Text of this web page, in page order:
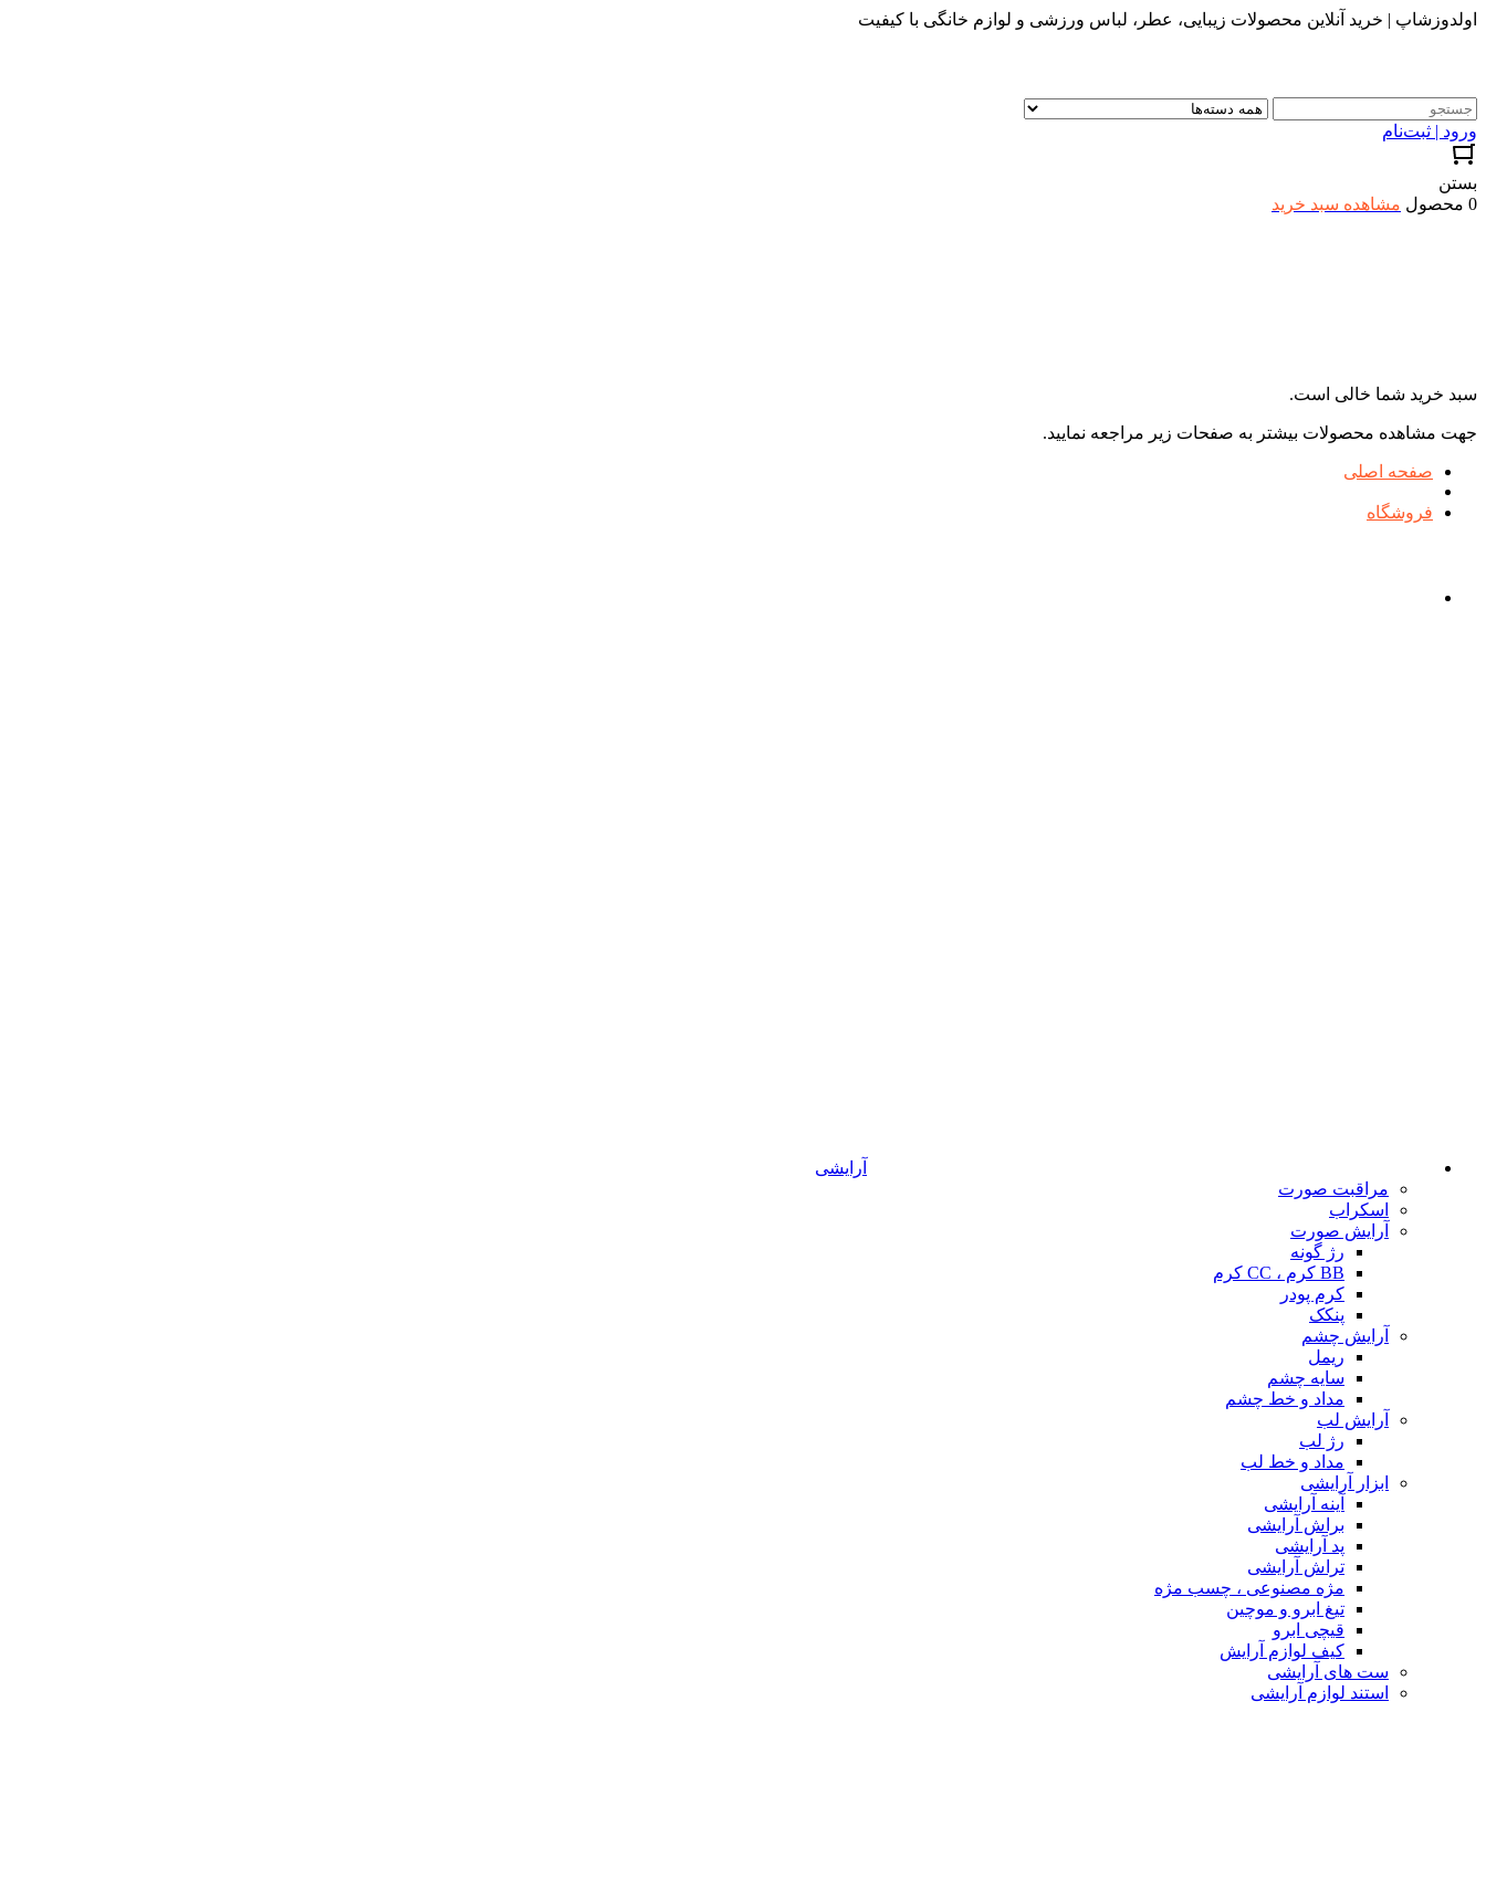
اولدوزشاپ | خرید آنلاین محصولات زیبایی، عطر، لباس ورزشی و لوازم خانگی با کیفیت
ورود | ثبت‌نام
بستن
0 محصول
مشاهده سبد خرید
سبد خرید شما خالی است.
جهت مشاهده محصولات بیشتر به صفحات زیر مراجعه نمایید.
صفحه اصلی
فروشگاه
آرایشی
مراقبت صورت
اسکراب
آرایش صورت
رژ گونه
BB کرم ، CC کرم
کرم پودر
پنکک
آرایش چشم
ریمل
سایه چشم
مداد و خط چشم
آرایش لب
رژ لب
مداد و خط لب
ابزار آرایشی
آینه آرایشی
براش آرایشی
پد آرایشی
تراش آرایشی
مژه مصنوعی ، چسب مژه
تیغ ابرو و موچین
قیچی ابرو
کیف لوازم آرایش
ست های آرایشی
استند لوازم آرایشی